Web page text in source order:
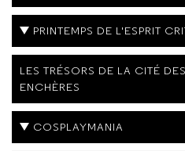
PRINTEMPS DE L'ESPRIT
LES TRÉSORS DE LA CITÉ
ENCHÈRES
COSPLAYMANIA